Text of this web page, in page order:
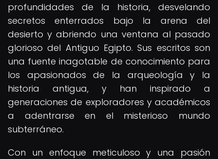
profundidades de la historia, desvelando
secretos enterrados bajo la arena del
desierto y abriendo una ventana al pasado
glorioso del Antiguo Egipto. Sus escritos son
una fuente inagotable de conocimiento para
los apasionados de la arqueología y la
historia antigua, y han inspirado a
generaciones de exploradores y académicos
a adentrarse en el misterioso mundo
subterráneo.
Con un enfoque meticuloso y una pasión